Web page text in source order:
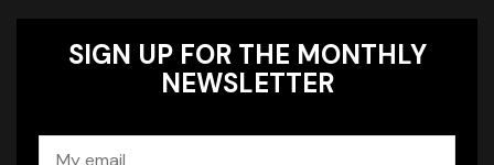
SIGN UP FOR THE MONTHLY
NEWSLETTER